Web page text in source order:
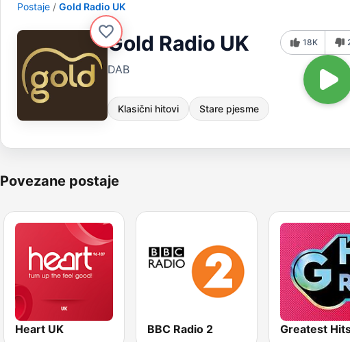
Postaje Gold Radio UK
Gold Radio UK
DAB
Klasični hitovi Stare pjesme
18K
Povezane postaje
Heart UK BBC Radio 2